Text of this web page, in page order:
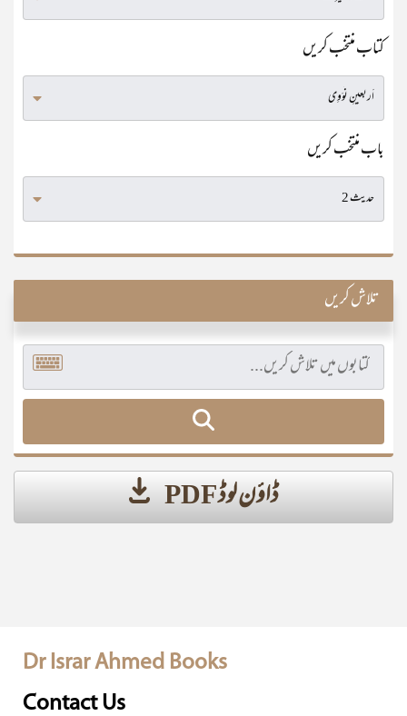
کتاب منتخب کریں
باب منتخب کریں
تلاش کریں
ڈاؤن لوڈ PDF
Dr Israr Ahmed Books
Contact Us